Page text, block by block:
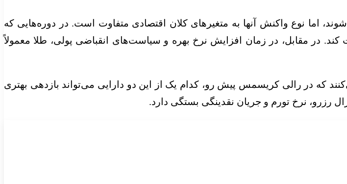
اما نوع واکنش آنها به متغیر‌های کلان اقتصادی متفاوت است. در دوره‌هایی که
کند. در مقابل، در زمان افزایش نرخ بهره و سیاست‌های انقباضی پولی، طلا معمولاً
که در رالی کریسمس پیش رو، کدام یک از این دو دارایی می‌تواند بازدهی بهتری
رزرو، نرخ تورم و جریان نقدینگی بستگی دارد.